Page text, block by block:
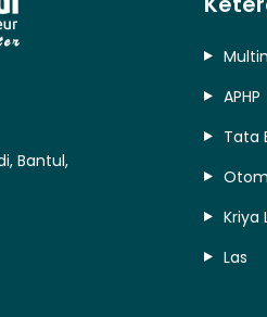
Bantul,
APHP
Tata
Kriya
Las